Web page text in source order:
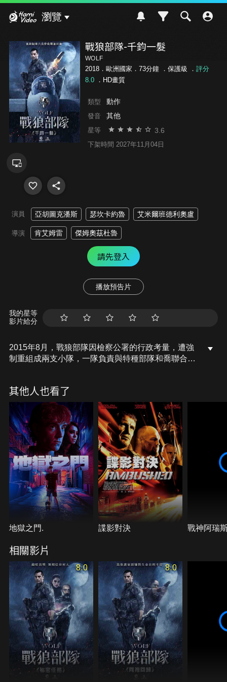
瀏覽
戰狼部隊-千鈞一髮
WOLF
2018．歐洲國家．73分鐘 ． 保護級 ． 評分
8.0．HD畫質
類型 動作
發音 其他
星等 3.6
下架時間 2027年11月04日
演員 亞胡圖克潘斯 瑟坎卡約魯 艾米爾班德利奧盧
導演 肯艾姆雷 傑姆奧茲杜魯
請先登入
播放預告片
我的星等
影片給分
2015年8月，戰狼部隊因檢察公署的行政考量，遭強
制重組成兩支小隊，一隊負責與特種部隊和喬聯合打
了圖然與卡雅，雅伊木蘭特必須在第八空軍基地有限
的援助下，設法前往阿巴斯泰佩救出他的部隊。
其他人也看了
地獄之門. 諜影對決 戰神阿瑞
相關影片
8.0 8.0